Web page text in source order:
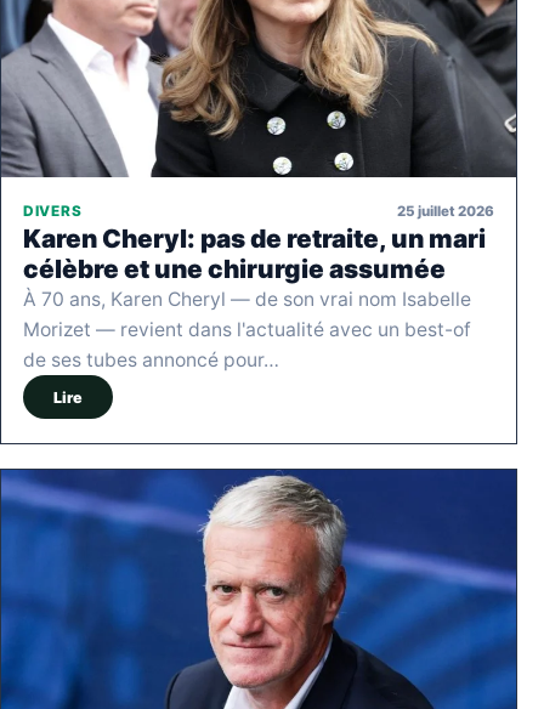
DIVERS 25 juillet 2026
Karen Cheryl: pas de retraite, un mari
célèbre et une chirurgie assumée
À 70 ans, Karen Cheryl — de son vrai nom Isabelle
Morizet — revient dans l'actualité avec un best-of
de ses tubes annoncé pour…
Lire